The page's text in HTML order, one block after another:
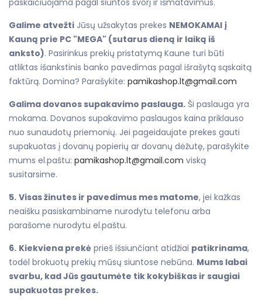
Galime atvežti Jūsų užsakytas prekes NEMOKAMAI į
Kauną prie PC "MEGA" (sutarus dieną ir laiką iš
anksto). Pasirinkus prekių pristatymą Kaune turi būti
atliktas išankstinis banko pavedimas pagal išrašytą sąskaitą
faktūrą. Domina? Parašykite: pamikashop.lt@gmail.com
Galima dovanos supakavimo paslauga. Ši paslauga yra
mokama. Dovanos supakavimo paslaugos kaina priklauso
nuo sunaudotų priemonių. Jei pageidaujate prekes gauti
supakuotas į dovanų popierių ar dovanų dėžutę, parašykite
mums el.paštu: pamikashop.lt@gmail.com viską
susitarsime.
5. Visas žinutes ir pavedimus mes matome, jei kažkas
neaišku pasiskambiname nurodytu telefonu arba
parašome nurodytu el.paštu.
6. Kiekviena prekė prieš išsiunčiant atidžiai patikrinama,
todėl brokuotų prekių mūsų siuntose nebūna. Mums labai
svarbu, kad Jūs gautumėte tik kokybiškas ir saugiai
supakuotas prekes.